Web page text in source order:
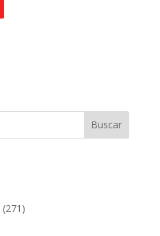
271 271